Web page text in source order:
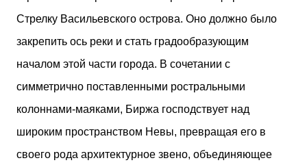
Стрелку Васильевского острова. Оно должно было
закрепить ось реки и стать градообразующим
началом этой части города. В сочетании с
симметрично поставленными ростральными
колоннами-маяками, Биржа господствует над
широким пространством Невы, превращая его в
своего рода архитектурное звено, объединяющее